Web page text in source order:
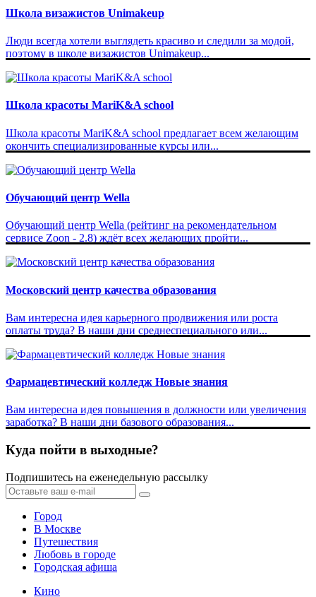
Школа визажистов Unimakeup
Люди всегда хотели выглядеть красиво и следили за модой,
поэтому в школе визажистов Unimakeup...
Школа красоты MariK&A school
Школа красоты MariK&A school предлагает всем желающим
окончить специализированные курсы или...
Обучающий центр Wella
Обучающий центр Wella (рейтинг на рекомендательном
сервисе Zoon - 2.8) ждёт всех желающих пройти...
Московский центр качества образования
Вам интересна идея карьерного продвижения или роста
оплаты труда? В наши дни среднеспециального или...
Фармацевтический колледж Новые знания
Вам интересна идея повышения в должности или увеличения
заработка? В наши дни базового образования...
Куда пойти в выходные?
Подпишитесь на еженедельную рассылку
Город
В Москве
Путешествия
Любовь в городе
Городская афиша
Кино